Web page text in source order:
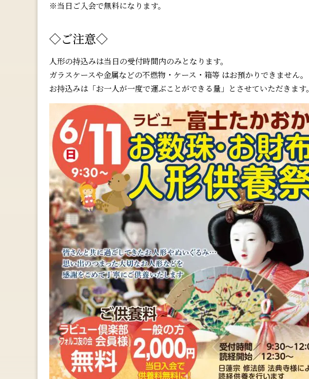
※当日ご入会で無料になります。
◇ご注意◇
人形の持込みは当日の受付時間内のみとなります。
ガラスケースや金属などの不燃物・ケース・箱等 はお預かりできません。
お持込みは「お一人が一度で運ぶことができる量」とさせていただきます。